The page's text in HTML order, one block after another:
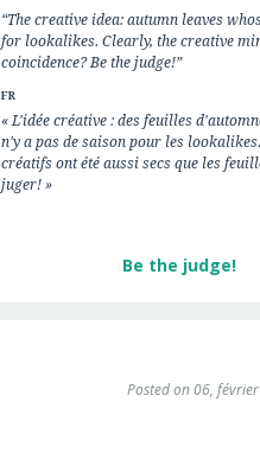
“The creative idea: autumn leaves
for lookalikes. Clearly, the creative
coincidence? Be the judge!”
FR
« L'idée créative : des feuilles
n'y a pas de saison pour les
créatifs ont été aussi secs que les
juger! »
Be the judge!
Posted on 06,